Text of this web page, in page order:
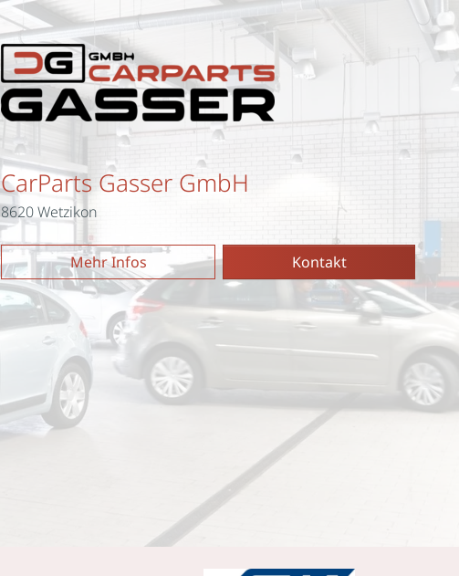
CarParts Gasser GmbH
8620 Wetzikon
Mehr Infos Kontakt